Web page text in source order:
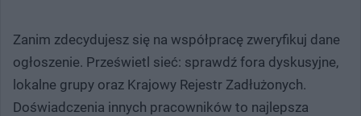
Zanim zdecydujesz się na współpracę zweryfikuj dane
ogłoszenie. Prześwietl sieć: sprawdź fora dyskusyjne,
lokalne grupy oraz Krajowy Rejestr Zadłużonych.
Doświadczenia innych pracowników to najlepsza